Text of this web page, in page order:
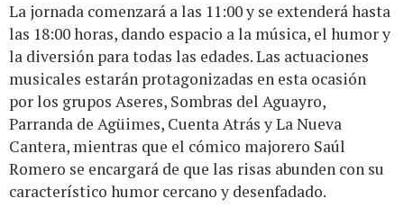
La jornada comenzará a las 11:00 y se extenderá hasta
las 18:00 horas, dando espacio a la música, el humor y
la diversión para todas las edades. Las actuaciones
musicales estarán protagonizadas en esta ocasión
por los grupos Aseres, Sombras del Aguayro,
Parranda de Agüimes, Cuenta Atrás y La Nueva
Cantera, mientras que el cómico majorero Saúl
Romero se encargará de que las risas abunden con su
característico humor cercano y desenfadado.